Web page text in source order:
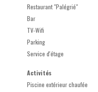
Restaurant "Palégrié"
Bar
TV-Wifi
Parking
Service d'étage
Activités
Piscine extérieur chaufée